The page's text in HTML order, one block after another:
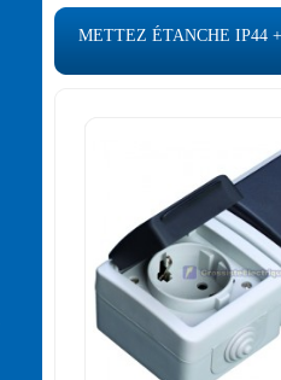
METTEZ ÉTANCHE IP44